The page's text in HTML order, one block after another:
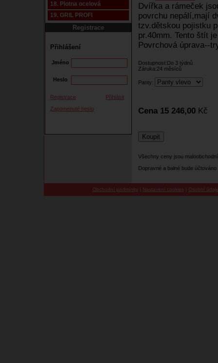
18. Plotna ocelová
19. GRIL PROFI
Registrace
Přihlášení
Jméno
Heslo
Registrace
Přihlásit
Zapomenuté heslo
Dvířka a rámeček
povrchu nepálí,mají
tzv.dětskou pojistku
pr.40mm. Tento štít
Povrchová úprava--
Dostupnost:Do 3 týdnů
Záruka:24 měsíců
Panty:
Cena 15 246,00 Kč
Všechny ceny jsou
Dopravné a balné bude
Obchodní podmínky| Nastavení cookies Osobní